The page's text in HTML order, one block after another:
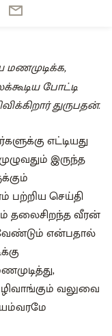
போட்டி
துருபதன்.
எட்டியது
இருந்த
பற்றிய செய்தி
தலைசிறந்த வீரன்
வேண்டும் என்பதால்
வலுவை